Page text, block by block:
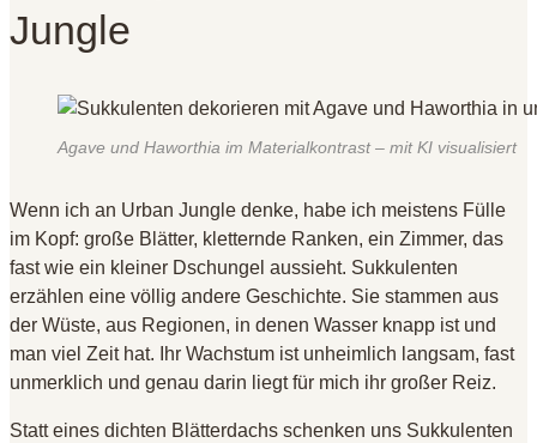
Jungle
Agave und Haworthia im Materialkontrast – mit KI visualisiert
Wenn ich an Urban Jungle denke, habe ich meistens Fülle
im Kopf: große Blätter, kletternde Ranken, ein Zimmer, das
fast wie ein kleiner Dschungel aussieht. Sukkulenten
erzählen eine völlig andere Geschichte. Sie stammen aus
der Wüste, aus Regionen, in denen Wasser knapp ist und
man viel Zeit hat. Ihr Wachstum ist unheimlich langsam, fast
unmerklich und genau darin liegt für mich ihr großer Reiz.
Statt eines dichten Blätterdachs schenken uns Sukkulenten